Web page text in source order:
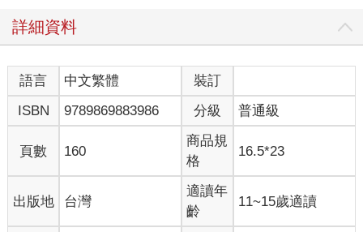
詳細資料
語言 中文繁體
裝訂
ISBN
9789869883986 分級 普通級
頁數 160
商品規
格
16.5*23
出版地 台灣
適讀年
齡
11~15歲適讀